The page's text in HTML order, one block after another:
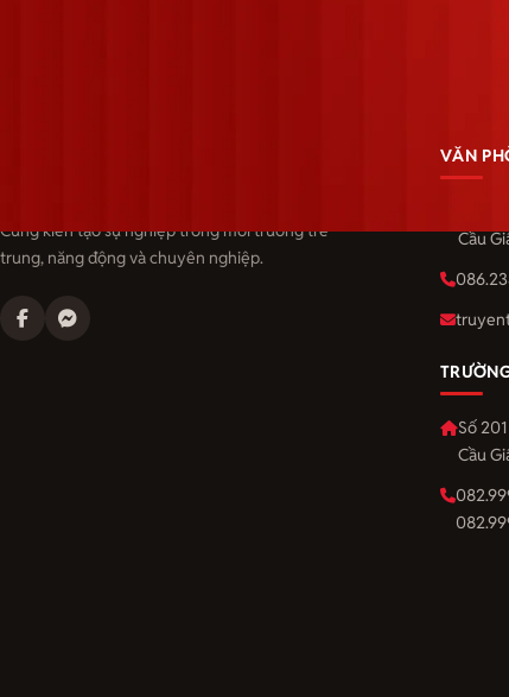
Cùng kiến tạo sự nghiệp trong môi trường trẻ
trung, năng động và chuyên nghiệp.
VĂN
Cầu
Số
Cầu